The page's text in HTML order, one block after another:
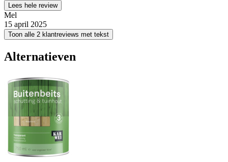
Lees hele review
Mel
15 april 2025
Toon alle 2 klantreviews met tekst
Alternatieven